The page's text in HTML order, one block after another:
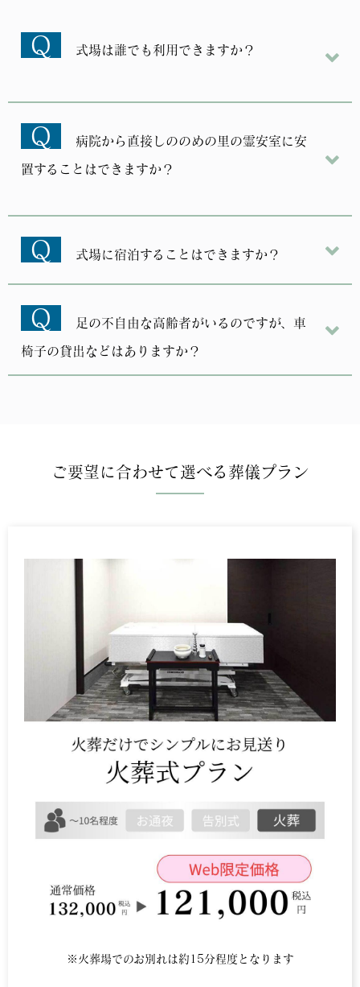
Q 式場は誰でも利用できますか？
Q 病院から直接しののめの里の霊安室に安
置することはできますか？
Q 式場に宿泊することはできますか？
Q 足の不自由な高齢者がいるのですが、車
椅子の貸出などはありますか？
ご要望に合わせて選べる葬儀プラン
※火葬場でのお別れは約15分程度となります